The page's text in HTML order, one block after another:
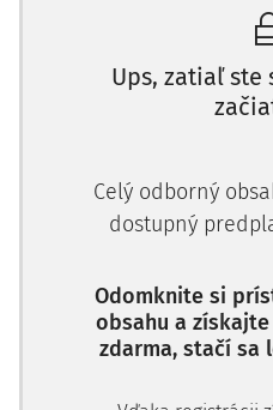
apríla 1941 o ochrane
Ups, zatiaľ
Celý odborný
dostupný
Odomknite si
obsahu a
zdarma, stačí sa